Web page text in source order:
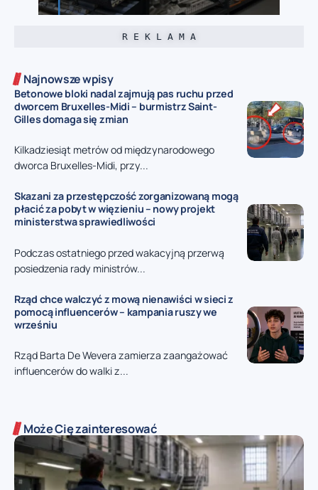
R E K L A M A
Najnowsze wpisy
Betonowe bloki nadal zajmują pas ruchu przed
dworcem Bruxelles-Midi – burmistrz Saint-
Gilles domaga się zmian
Kilkadziesiąt metrów od międzynarodowego
dworca Bruxelles-Midi, przy...
Skazani za przestępczość zorganizowaną mogą
płacić za pobyt w więzieniu – nowy projekt
ministerstwa sprawiedliwości
Podczas ostatniego przed wakacyjną przerwą
posiedzenia rady ministrów...
Rząd chce walczyć z mową nienawiści w sieci z
pomocą influencerów – kampania ruszy we
wrześniu
Rząd Barta De Wevera zamierza zaangażować
influencerów do walki z...
Może Cię zainteresować